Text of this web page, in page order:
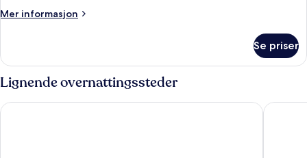
View
Platinum
Mer informasjon
Mer
King
City
The
Se priser
Lignende overnattingssteder
Middle Eight - Covent Garden - Preferred Hotels and Resorts